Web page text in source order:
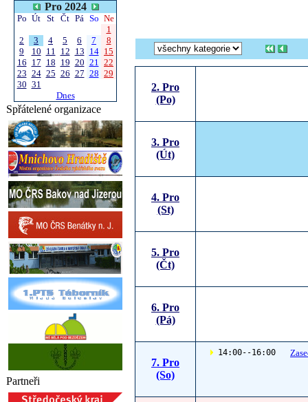
Pro 2024
Po Út St Čt Pá So Ne
1
2
3 4 5 6 7
8
9
10 11 12 13 14 15
16 17 18 19 20 21 22
23 24 25 26 27 28 29
30 31
Dnes
Spřátelené organizace
Partneři
2. Pro
(Po)
3. Pro
(Út)
4. Pro
(St)
5. Pro
(Čt)
6. Pro
(Pá)
7. Pro
(So)
14:00--16:00